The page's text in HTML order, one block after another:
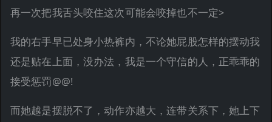
再一次把我舌头咬住这次可能会咬掉也不一定>
我的右手早已处身小热裤内，不论她屁股怎样的摆动我
还是贴在上面，没办法，我是一个守信的人，正乖乖的
接受惩罚@@!
而她越是摆脱不了，动作亦越大，连带关系下，她上下